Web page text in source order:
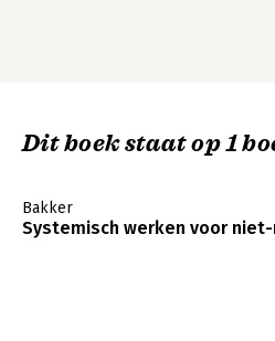
Dit boek staat op 1
Bakker
Systemisch werken voor